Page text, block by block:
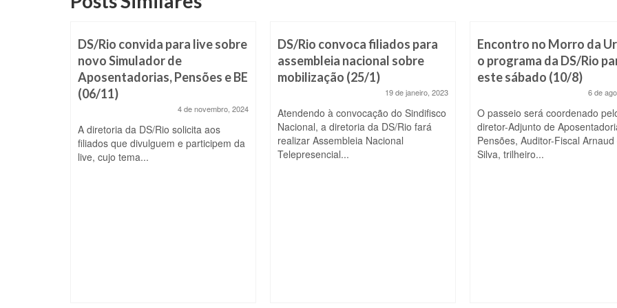
DS/Rio convida para live sobre
novo Simulador de
Aposentadorias, Pensões e BE
(06/11)
4 de novembro, 2024
A diretoria da DS/Rio solicita aos
filiados que divulguem e participem da
live, cujo tema...
DS/Rio convoca filiados para
assembleia nacional sobre
mobilização (25/1)
19 de janeiro, 2023
Atendendo à convocação do Sindifisco
Nacional, a diretoria da DS/Rio fará
realizar Assembleia Nacional
Telepresencial...
Encontro no Morro da
o programa da DS/Rio
este sábado (10/8)
6 de
O passeio será coordenado
diretor-Adjunto de
Pensões, Auditor-Fiscal Arnaud
Silva, trilheiro...